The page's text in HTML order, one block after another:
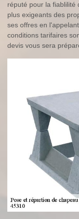
réputé pour la fiablilité
plus exigeants des
ses offres en
conditions tarifaires
devis vous sera